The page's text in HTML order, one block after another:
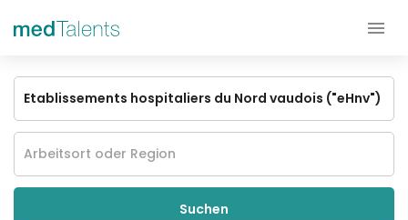
Suchen